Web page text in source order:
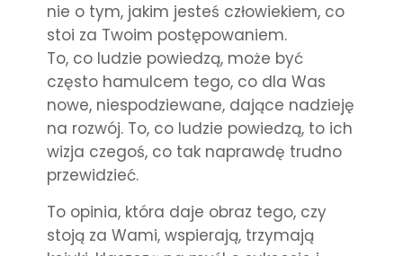
nie o tym, jakim jesteś człowiekiem, co
stoi za Twoim postępowaniem.
To, co ludzie powiedzą, może być
często hamulcem tego, co dla Was
nowe, niespodziewane, dające nadzieję
na rozwój. To, co ludzie powiedzą, to ich
wizja czegoś, co tak naprawdę trudno
przewidzieć.
To opinia, która daje obraz tego, czy
stoją za Wami, wspierają, trzymają